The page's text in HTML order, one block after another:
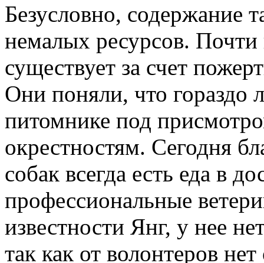
Безусловно, содержание
немалых ресурсов.
существует за счет
Они поняли, что гораздо
питомнике под
окрестностям. Сегодня
собак всегда есть еда в
профессиональные
известности Янг, у нее
так как от волонтеров нет